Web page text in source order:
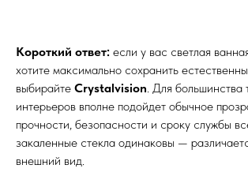
Короткий ответ: если у вас светлая
хотите максимально сохранить
выбирайте Crystalvision. Для большинства
интерьеров вполне подойдет обычное
прочности, безопасности и сроку службы
закаленные стекла одинаковы —
внешний вид.